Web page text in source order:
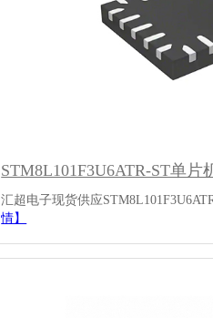
STM8L101F3U6ATR-ST单片
汇超电子现货供应
情】